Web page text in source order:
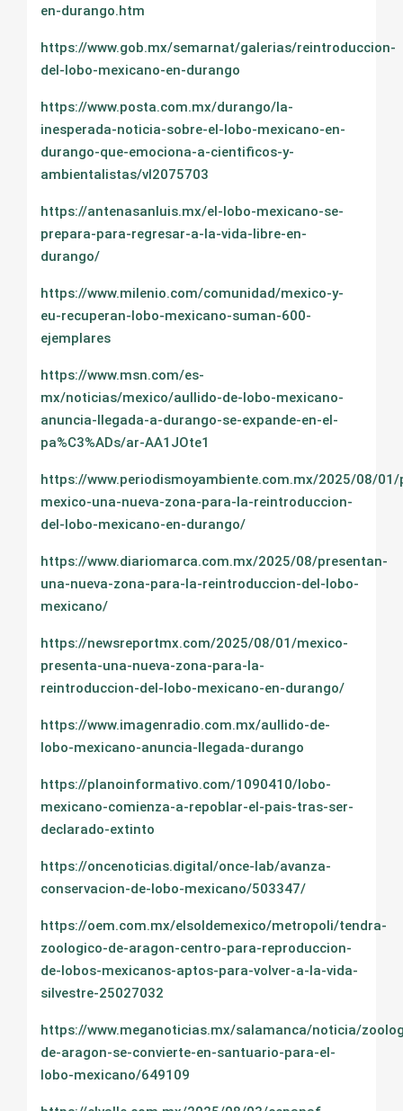
en-durango.htm
https://www.gob.mx/semarnat/galerias/reintroduccion-
del-lobo-mexicano-en-durango
https://www.posta.com.mx/durango/la-
inesperada-noticia-sobre-el-lobo-mexicano-en-
durango-que-emociona-a-cientificos-y-
ambientalistas/vl2075703
https://antenasanluis.mx/el-lobo-mexicano-se-
prepara-para-regresar-a-la-vida-libre-en-
durango/
https://www.milenio.com/comunidad/mexico-y-
eu-recuperan-lobo-mexicano-suman-600-
ejemplares
https://www.msn.com/es-
mx/noticias/mexico/aullido-de-lobo-mexicano-
anuncia-llegada-a-durango-se-expande-en-el-
pa%C3%ADs/ar-AA1JOte1
https://www.periodismoyambiente.com.mx/2025/08/
mexico-una-nueva-zona-para-la-reintroduccion-
del-lobo-mexicano-en-durango/
https://www.diariomarca.com.mx/2025/08/presentan-
una-nueva-zona-para-la-reintroduccion-del-lobo-
mexicano/
https://newsreportmx.com/2025/08/01/mexico-
presenta-una-nueva-zona-para-la-
reintroduccion-del-lobo-mexicano-en-durango/
https://www.imagenradio.com.mx/aullido-de-
lobo-mexicano-anuncia-llegada-durango
https://planoinformativo.com/1090410/lobo-
mexicano-comienza-a-repoblar-el-pais-tras-ser-
declarado-extinto
https://oncenoticias.digital/once-lab/avanza-
conservacion-de-lobo-mexicano/503347/
https://oem.com.mx/elsoldemexico/metropoli/tendra-
zoologico-de-aragon-centro-para-reproduccion-
de-lobos-mexicanos-aptos-para-volver-a-la-vida-
silvestre-25027032
https://www.meganoticias.mx/salamanca/noticia/
de-aragon-se-convierte-en-santuario-para-el-
lobo-mexicano/649109